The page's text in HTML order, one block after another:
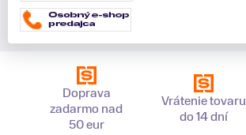
Doprava
zadarmo nad
50 eur
Vrátenie tovaru
do 14 dní